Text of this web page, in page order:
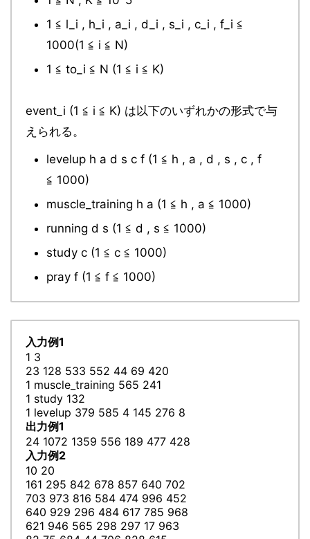
1 ≦ l_i , h_i , a_i , d_i , s_i , c_i , f_i ≦
1000(1 ≦ i ≦ N)
1 ≦ to_i ≦ N (1 ≦ i ≦ K)
event_i (1 ≦ i ≦ K) は以下のいずれかの形式で与
えられる。
levelup h a d s c f (1 ≦ h , a , d , s , c , f
≦ 1000)
muscle_training h a (1 ≦ h , a ≦ 1000)
running d s (1 ≦ d , s ≦ 1000)
study c (1 ≦ c ≦ 1000)
pray f (1 ≦ f ≦ 1000)
入力例1
1 3
23 128 533 552 44 69 420
1 muscle_training 565 241
1 study 132
1 levelup 379 585 4 145 276 8
出力例1
24 1072 1359 556 189 477 428
入力例2
10 20
161 295 842 678 857 640 702
703 973 816 584 474 996 452
640 929 296 484 617 785 968
621 946 565 298 297 17 963